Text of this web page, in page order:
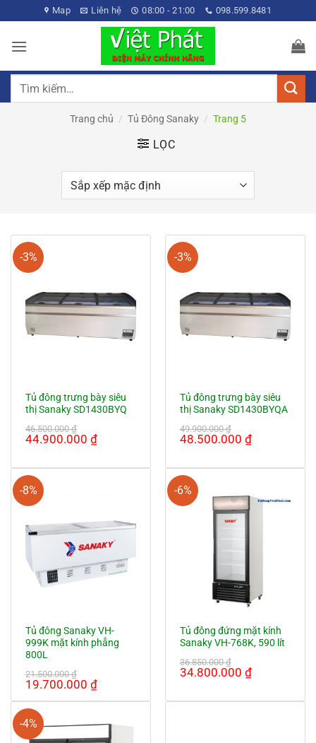
qua
nội
Map Liên hệ 08:00 - 21:00 098.599.8481
Tìm
Trang chủ / Tủ Đông Sanaky / Trang 5
LỌC
-3%
Tủ đông trưng bày siêu
thị Sanaky SD1430BYQ
46.500.000₫
Giá
là:
46.500.000 ₫.
44.900.000 ₫Giá
tại
44.900.000 ₫.
-3%
Tủ đông trưng bày siêu
thị Sanaky SD1430BYQA
49.900.000₫
Giá
là:
49.900.000 ₫.
48.500.000 ₫Giá
tại
-8%
Tủ đông Sanaky VH-
999K mặt kính phẳng
800L
21.500.000₫
Giá
là:
21.500.000 ₫.
19.700.000 ₫Giá
là:
19.700.000 ₫.
-6%
Tủ đông đứng mặt kính
Sanaky VH-768K, 590 lít
36.850.000₫
Giá
là:
34.800.000 ₫Giá
tại
-4%